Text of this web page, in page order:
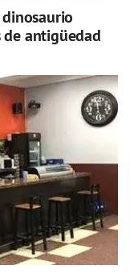
antigüedad